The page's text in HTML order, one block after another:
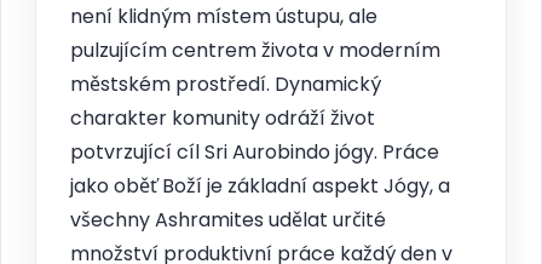
není klidným místem ústupu, ale
pulzujícím centrem života v moderním
městském prostředí. Dynamický
charakter komunity odráží život
potvrzující cíl Sri Aurobindo jógy. Práce
jako oběť Boží je základní aspekt Jógy, a
všechny Ashramites udělat určité
množství produktivní práce každý den v